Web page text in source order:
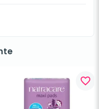
favorite_border